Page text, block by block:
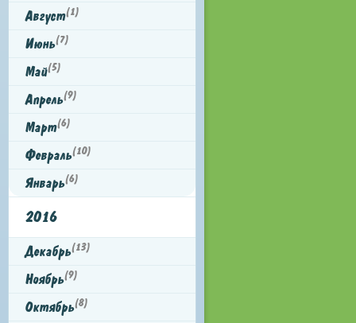
Август(1)
Июнь(7)
Май(5)
Апрель(9)
Март(6)
Февраль(10)
Январь(6)
2016
Декабрь(13)
Ноябрь(9)
Октябрь(8)